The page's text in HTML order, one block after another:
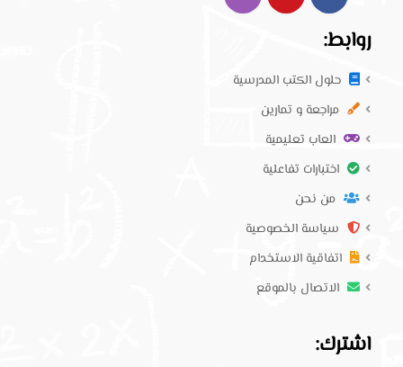
روابط:
حلول الكتب المدرسية
مراجعة و تمارين
العاب تعليمية
اختبارات تفاعلية
من نحن
سياسة الخصوصية
اتفاقية الاستخدام
الاتصال بالموقع
اشترك: